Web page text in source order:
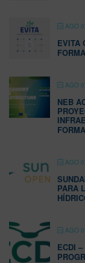
AGO
EVITA
AGO
NEB
AGO
PARA
AGO
ECDI